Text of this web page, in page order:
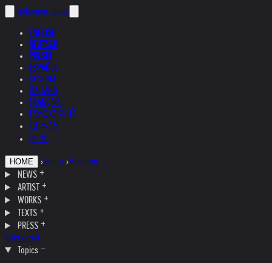
helnwein .com
ENGLISH
DEUTSCH
POLSKI
ESPAÑOL
ČEŠTINA
ITALIANO
FRANÇAIS
РУССКИЙ
日本語
中文
HOME › Topics ›Museum
NEWS
ARTIST
WORKS
TEXTS
PRESS
Interviews
Topics